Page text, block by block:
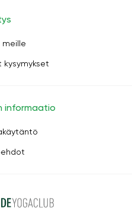
meille
kysymykset
informaatio